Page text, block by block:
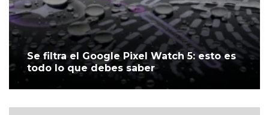
Se filtra el Google Pixel Watch 5: esto es
todo lo que debes saber